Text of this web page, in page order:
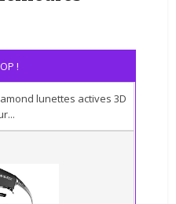
!
lunettes actives 3D